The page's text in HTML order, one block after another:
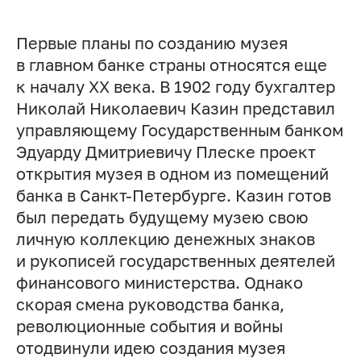
Первые планы по созданию музея
в главном банке страны относятся еще
к началу ХХ века. В 1902 году бухгалтер
Николай Николаевич Казин представил
управляющему Государственным банком
Эдуарду Дмитриевичу Плеске проект
открытия музея в одном из помещений
банка в Санкт-Петербурге. Казин готов
был передать будущему музею свою
личную коллекцию денежных знаков
и рукописей государственных деятелей
финансового министерства. Однако
скорая смена руководства банка,
революционные события и войны
отодвинули идею создания музея